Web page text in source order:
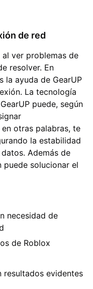
de red
ver problemas de
resolver. En
la ayuda de GearUP
La tecnología
puede, según
otras palabras, te
la estabilidad
Además de
puede solucionar el
necesidad de
de Roblox
resultados evidentes